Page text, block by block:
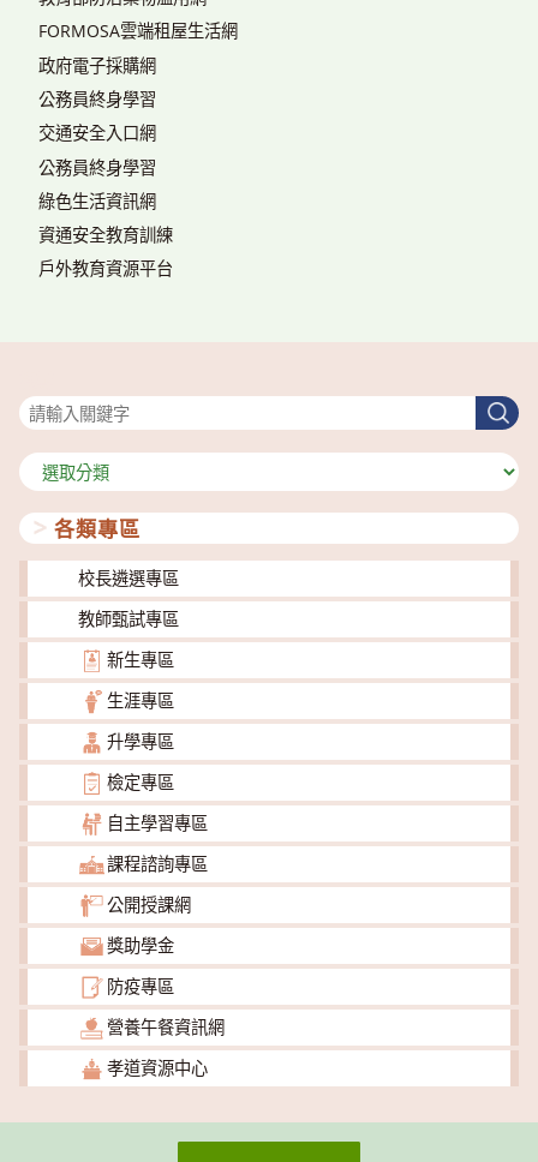
FORMOSA雲端租屋生活網
政府電子採購網
公務員終身學習
交通安全入口網
公務員終身學習
綠色生活資訊網
資通安全教育訓練
戶外教育資源平台
搜
尋
分
類
各類專區
校長遴選專區
教師甄試專區
新生專區
生涯專區
升學專區
檢定專區
自主學習專區
課程諮詢專區
公開授課網
獎助學金
防疫專區
營養午餐資訊網
孝道資源中心